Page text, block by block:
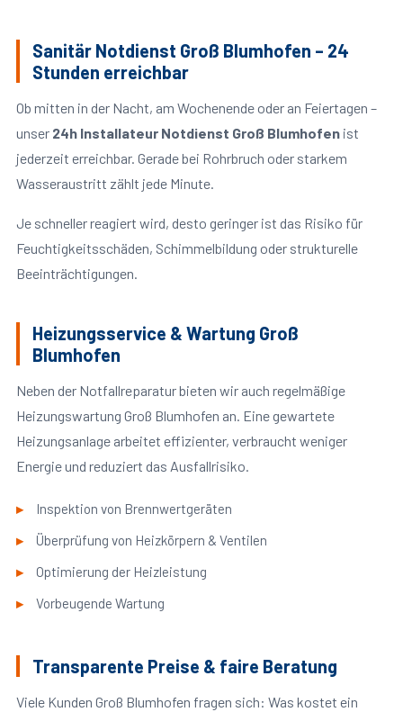
Sanitär Notdienst Groß Blumhofen – 24
Stunden erreichbar
Ob mitten in der Nacht, am Wochenende oder an Feiertagen –
unser 24h Installateur Notdienst Groß Blumhofenist
jederzeit erreichbar. Gerade bei Rohrbruch oder starkem
Wasseraustritt zählt jede Minute.
Je schneller reagiert wird, desto geringer ist das Risiko für
Feuchtigkeitsschäden, Schimmelbildung oder strukturelle
Beeinträchtigungen.
Heizungsservice & Wartung Groß
Blumhofen
Neben der Notfallreparatur bieten wir auch regelmäßige
Heizungswartung Groß Blumhofen an. Eine gewartete
Heizungsanlage arbeitet effizienter, verbraucht weniger
Energie und reduziert das Ausfallrisiko.
Inspektion von Brennwertgeräten
Überprüfung von Heizkörpern & Ventilen
Optimierung der Heizleistung
Vorbeugende Wartung
Transparente Preise & faire Beratung
Viele Kunden Groß Blumhofen fragen sich: Was kostet ein